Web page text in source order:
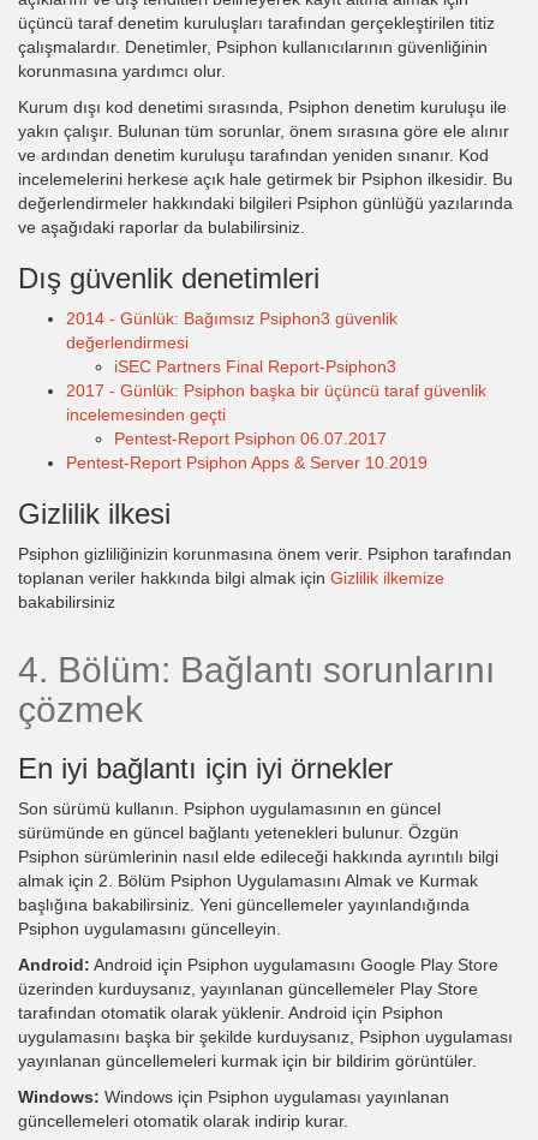
üçüncü taraf denetim kuruluşları tarafından gerçekleştirilen titiz
çalışmalardır. Denetimler, Psiphon kullanıcılarının güvenliğinin
korunmasına yardımcı olur.
Kurum dışı kod denetimi sırasında, Psiphon denetim kuruluşu ile
yakın çalışır. Bulunan tüm sorunlar, önem sırasına göre ele alınır
ve ardından denetim kuruluşu tarafından yeniden sınanır. Kod
incelemelerini herkese açık hale getirmek bir Psiphon ilkesidir. Bu
değerlendirmeler hakkındaki bilgileri Psiphon günlüğü yazılarında
ve aşağıdaki raporlar da bulabilirsiniz.
Dış güvenlik denetimleri
2014 - Günlük: Bağımsız Psiphon3 güvenlik
değerlendirmesi
iSEC Partners Final Report-Psiphon3
2017 - Günlük: Psiphon başka bir üçüncü taraf güvenlik
incelemesinden geçti
Pentest-Report Psiphon 06.07.2017
Pentest-Report Psiphon Apps & Server 10.2019
Gizlilik ilkesi
Psiphon gizliliğinizin korunmasına önem verir. Psiphon tarafından
toplanan veriler hakkında bilgi almak için Gizlilik ilkemize
bakabilirsiniz
4. Bölüm: Bağlantı sorunlarını
çözmek
En iyi bağlantı için iyi örnekler
Son sürümü kullanın. Psiphon uygulamasının en güncel
sürümünde en güncel bağlantı yetenekleri bulunur. Özgün
Psiphon sürümlerinin nasıl elde edileceği hakkında ayrıntılı bilgi
almak için 2. Bölüm Psiphon Uygulamasını Almak ve Kurmak
başlığına bakabilirsiniz. Yeni güncellemeler yayınlandığında
Psiphon uygulamasını güncelleyin.
Android: Android için Psiphon uygulamasını Google Play Store
üzerinden kurduysanız, yayınlanan güncellemeler Play Store
tarafından otomatik olarak yüklenir. Android için Psiphon
uygulamasını başka bir şekilde kurduysanız, Psiphon uygulaması
yayınlanan güncellemeleri kurmak için bir bildirim görüntüler.
Windows: Windows için Psiphon uygulaması yayınlanan
güncellemeleri otomatik olarak indirip kurar.